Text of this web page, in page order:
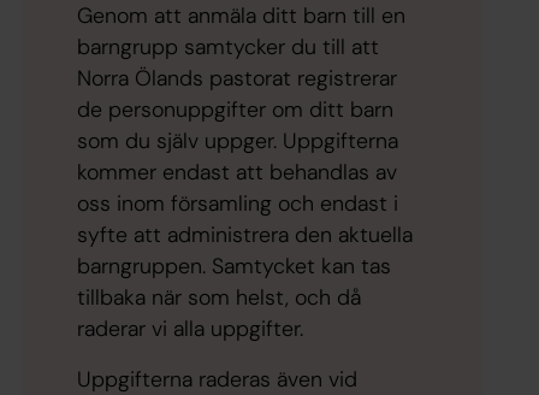
Genom att anmäla ditt barn till en
barngrupp samtycker du till att
Norra Ölands pastorat registrerar
de personuppgifter om ditt barn
som du själv uppger. Uppgifterna
kommer endast att behandlas av
oss inom församling och endast i
syfte att administrera den aktuella
barngruppen. Samtycket kan tas
tillbaka när som helst, och då
raderar vi alla uppgifter.
Uppgifterna raderas även vid